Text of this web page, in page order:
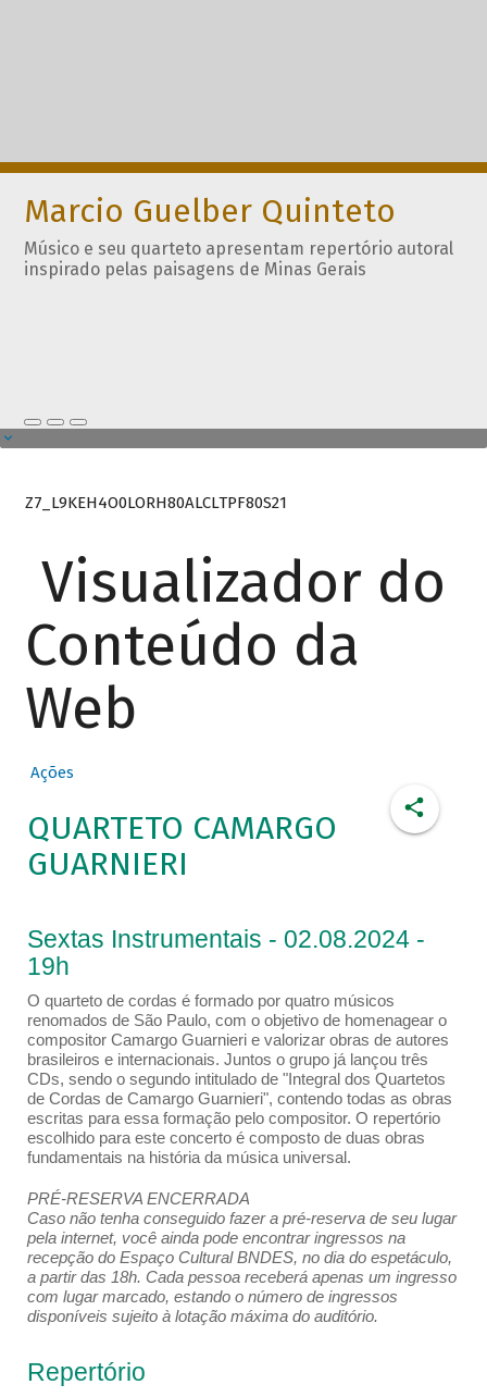
Marcio Guelber Quinteto
Músico e seu quarteto apresentam repertório autoral
inspirado pelas paisagens de Minas Gerais
Z7_L9KEH4O0LORH80ALCLTPF80S21
Visualizador do
Conteúdo da
Web
Ações
QUARTETO CAMARGO
GUARNIERI
Sextas Instrumentais - 02.08.2024 -
19h
O quarteto de cordas é formado por quatro músicos
renomados de São Paulo, com o objetivo de homenagear o
compositor Camargo Guarnieri e valorizar obras de autores
brasileiros e internacionais. Juntos o grupo já lançou três
CDs, sendo o segundo intitulado de "Integral dos Quartetos
de Cordas de Camargo Guarnieri", contendo todas as obras
escritas para essa formação pelo compositor. O repertório
escolhido para este concerto é composto de duas obras
fundamentais na história da música universal.
PRÉ-RESERVA ENCERRADA
Caso não tenha conseguido fazer a pré-reserva de seu lugar
pela internet, você ainda pode encontrar ingressos na
recepção do Espaço Cultural BNDES, no dia do espetáculo,
a partir das 18h. Cada pessoa receberá apenas um ingresso
com lugar marcado, estando o número de ingressos
disponíveis sujeito à lotação máxima do auditório.
Repertório